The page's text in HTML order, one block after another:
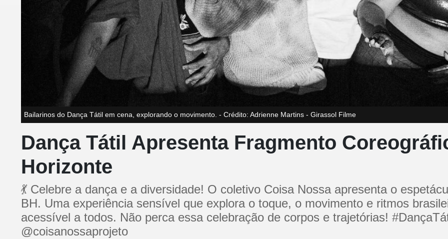
Bailarinos do Dança Tátil em cena, explorando o movimento. - Crédito: Adrienne Martins - Girassol Filme
Dança Tátil Apresenta Fragmento
Horizonte
💃 Celebre a dança e a diversidade! O coletivo Coisa Nossa apresenta o
BH. Uma experiência sensível que explora o toque, o movimento e ritmos
acessível a todos. Não perca essa celebração de corpos e trajetórias!
@coisanossaprojeto